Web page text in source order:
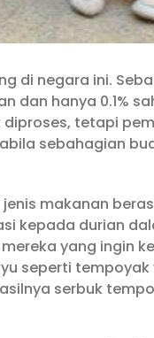
di negara ini.
dan hanya 0.1%
tetapi
sebahagian
makanan
kepada durian
yang ingin
seperti
serbuk